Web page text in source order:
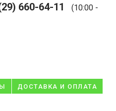
660-64-11
(10:00 -
ДОСТАВКА И ОПЛАТА